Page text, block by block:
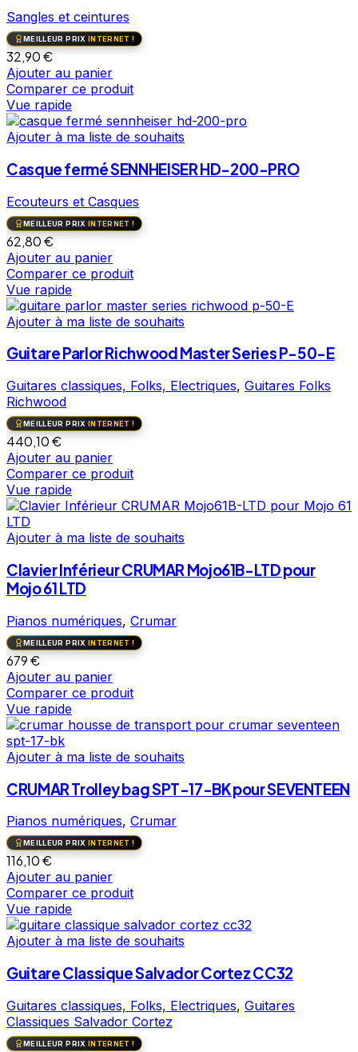
Sangles et ceintures
MEILLEUR PRIX INTERNET !
32,90€
Ajouter au panier
Comparer ce produit
Vue rapide
Ajouter à ma liste de souhaits
Casque fermé SENNHEISER HD-200-PRO
Ecouteurs et Casques
MEILLEUR PRIX INTERNET !
62,80€
Ajouter au panier
Comparer ce produit
Vue rapide
Ajouter à ma liste de souhaits
Guitare Parlor Richwood Master Series P-50-E
Guitares classiques, Folks, Electriques, Guitares Folks
Richwood
MEILLEUR PRIX INTERNET !
440,10€
Ajouter au panier
Comparer ce produit
Vue rapide
Ajouter à ma liste de souhaits
Clavier Inférieur CRUMAR Mojo61B-LTD pour
Mojo 61 LTD
Pianos numériques, Crumar
MEILLEUR PRIX INTERNET !
679€
Ajouter au panier
Comparer ce produit
Vue rapide
Ajouter à ma liste de souhaits
CRUMAR Trolley bag SPT-17-BK pour SEVENTEEN
Pianos numériques, Crumar
MEILLEUR PRIX INTERNET !
116,10€
Ajouter au panier
Comparer ce produit
Vue rapide
Ajouter à ma liste de souhaits
Guitare Classique Salvador Cortez CC32
Guitares classiques, Folks, Electriques, Guitares
Classiques Salvador Cortez
MEILLEUR PRIX INTERNET !